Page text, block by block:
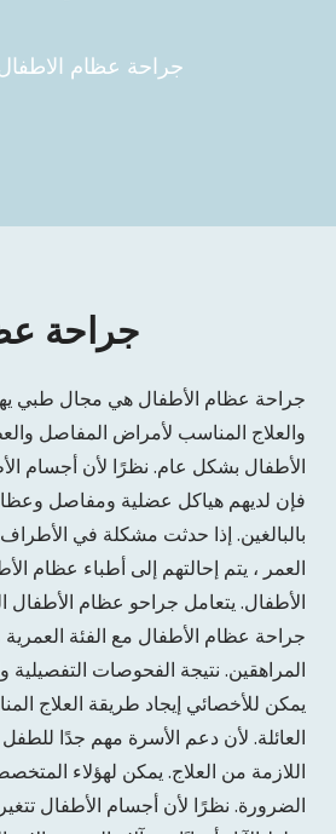
جراحة عظام
جراحة
جراحة عظام الأطفال هي مجال طبي
والعلاج المناسب لأمراض المفاصل
الأطفال بشكل عام. نظرًا لأن أجسام
فإن لديهم هياكل عضلية ومفاصل
بالبالغين. إذا حدثت مشكلة في
العمر ، يتم إحالتهم إلى أطباء عظام
الأطفال. يتعامل جراحو عظام
جراحة عظام الأطفال مع الفئة
المراهقين. نتيجة الفحوصات
يمكن للأخصائي إيجاد طريقة العلاج
العائلة. لأن دعم الأسرة مهم جدًا
اللازمة من العلاج. يمكن لهؤلاء
الضرورة. نظرًا لأن أجسام الأطفال